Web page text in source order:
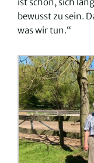
ist schön, sich
bewusst zu sein.
was wir tun.“